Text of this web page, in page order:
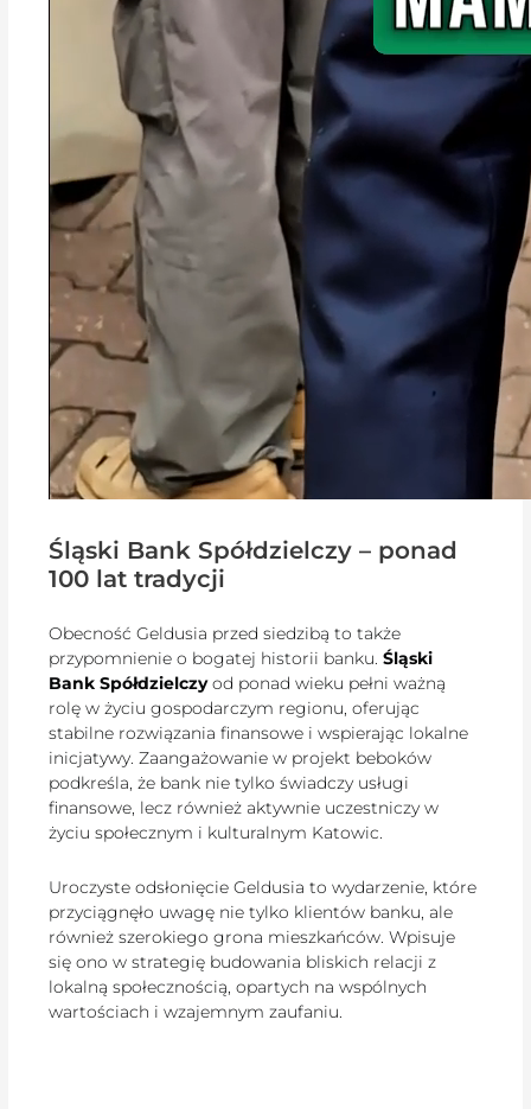
Śląski Bank Spółdzielczy – ponad
100 lat tradycji
Obecność Geldusia przed siedzibą to także
przypomnienie o bogatej historii banku.Śląski
Bank Spółdzielczyod ponad wieku pełni ważną
rolę w życiu gospodarczym regionu, oferując
stabilne rozwiązania finansowe i wspierając lokalne
inicjatywy. Zaangażowanie w projekt beboków
podkreśla, że bank nie tylko świadczy usługi
finansowe, lecz również aktywnie uczestniczy w
życiu społecznym i kulturalnym Katowic.
Uroczyste odsłonięcie Geldusia to wydarzenie, które
przyciągnęło uwagę nie tylko klientów banku, ale
również szerokiego grona mieszkańców. Wpisuje
się ono w strategię budowania bliskich relacji z
lokalną społecznością, opartych na wspólnych
wartościach i wzajemnym zaufaniu.